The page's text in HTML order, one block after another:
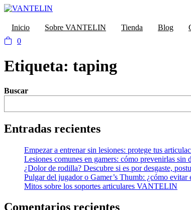
Inicio Sobre VANTELIN Tienda Blog
0
Etiqueta: taping
Buscar
Entradas recientes
Empezar a entrenar sin lesiones: protege tus
Lesiones comunes en gamers: cómo prevenirlas sin
¿Dolor de rodilla? Descubre si es por desgaste,
Pulgar del jugador o Gamer’s Thumb: ¿cómo evitar
Mitos sobre los soportes articulares VANTELIN
Comentarios recientes